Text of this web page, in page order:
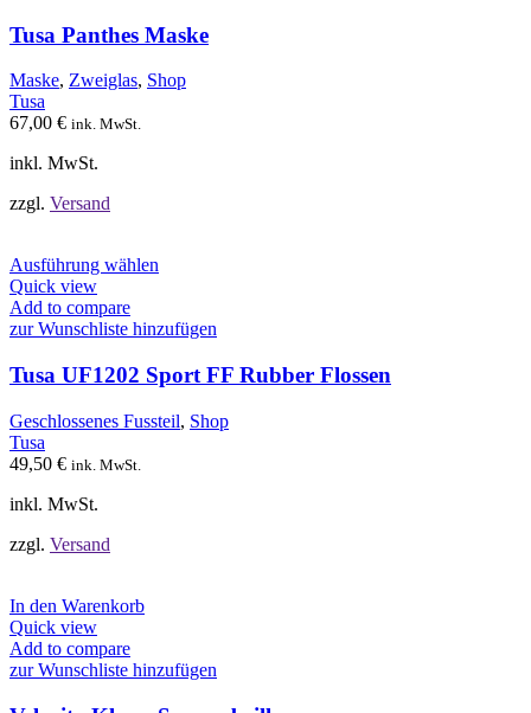
auf.
Die
Optionen
können
Tusa Panthes Maske
Maske, Zweiglas, Shop
Tusa
67,00 € ink. MwSt.
inkl. MwSt.
zzgl. Versand
Ausführung wählen
mehrere
auf.
Die
Optionen
können
Quick view
Add to compare
zur Wunschliste hinzufügen
Tusa UF1202 Sport FF Rubber Flossen
Geschlossenes Fussteil, Shop
Tusa
49,50 € ink. MwSt.
inkl. MwSt.
zzgl. Versand
In den Warenkorb
Quick view
Add to compare
zur Wunschliste hinzufügen